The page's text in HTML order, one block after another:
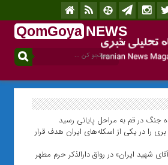
QomGoya NEWS
.ir
جنگ در قم به مراحل پایانی رسید
را در یکی از اسکله‌های ایران هدف قرار
شهید ایران» در رواق دارالذکر حرم مطهر